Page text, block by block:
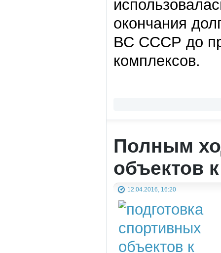
окончания
ВС СССР до
комплексов.
Полным
объектов
12.04.2016, 16:20